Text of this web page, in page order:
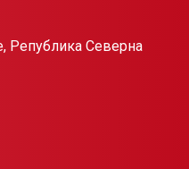
Република Северна